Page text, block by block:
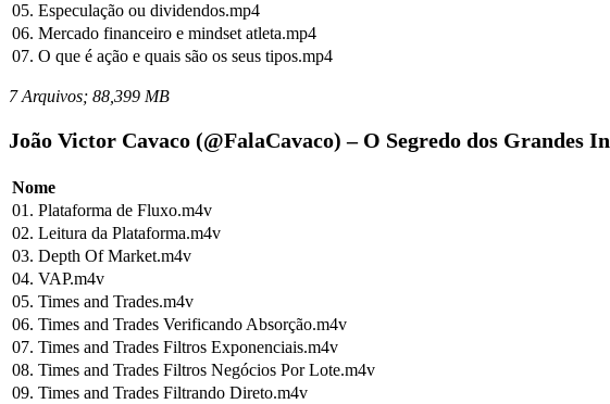
05. Especulação ou dividendos.mp4
06. Mercado financeiro e mindset atleta.mp4
07. O que é ação e quais são os seus tipos.mp4
7 Arquivos; 88,399 MB
João Victor Cavaco (@FalaCavaco) – O Segredo dos Grandes
Nome
01. Plataforma de Fluxo.m4v
02. Leitura da Plataforma.m4v
03. Depth Of Market.m4v
04. VAP.m4v
05. Times and Trades.m4v
06. Times and Trades Verificando Absorção.m4v
07. Times and Trades Filtros Exponenciais.m4v
08. Times and Trades Filtros Negócios Por Lote.m4v
09. Times and Trades Filtrando Direto.m4v